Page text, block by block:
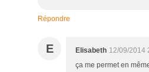
Répondre
E Elisabeth 12/09/2014
ça me permet en